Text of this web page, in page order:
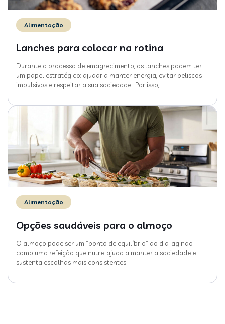
Alimentação
Lanches para colocar na rotina
Durante o processo de emagrecimento, os lanches podem ter
um papel estratégico: ajudar a manter energia, evitar beliscos
impulsivos e respeitar a sua saciedade. Por isso,
Alimentação
Opções saudáveis para o almoço
O almoço pode ser um “ponto de equilíbrio” do dia, agindo
como uma refeição que nutre, ajuda a manter a saciedade e
sustenta escolhas mais consistentes